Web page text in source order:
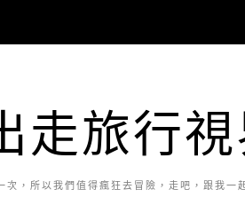
走旅行視
，所以我們值得瘋狂去冒險，走吧，跟我一